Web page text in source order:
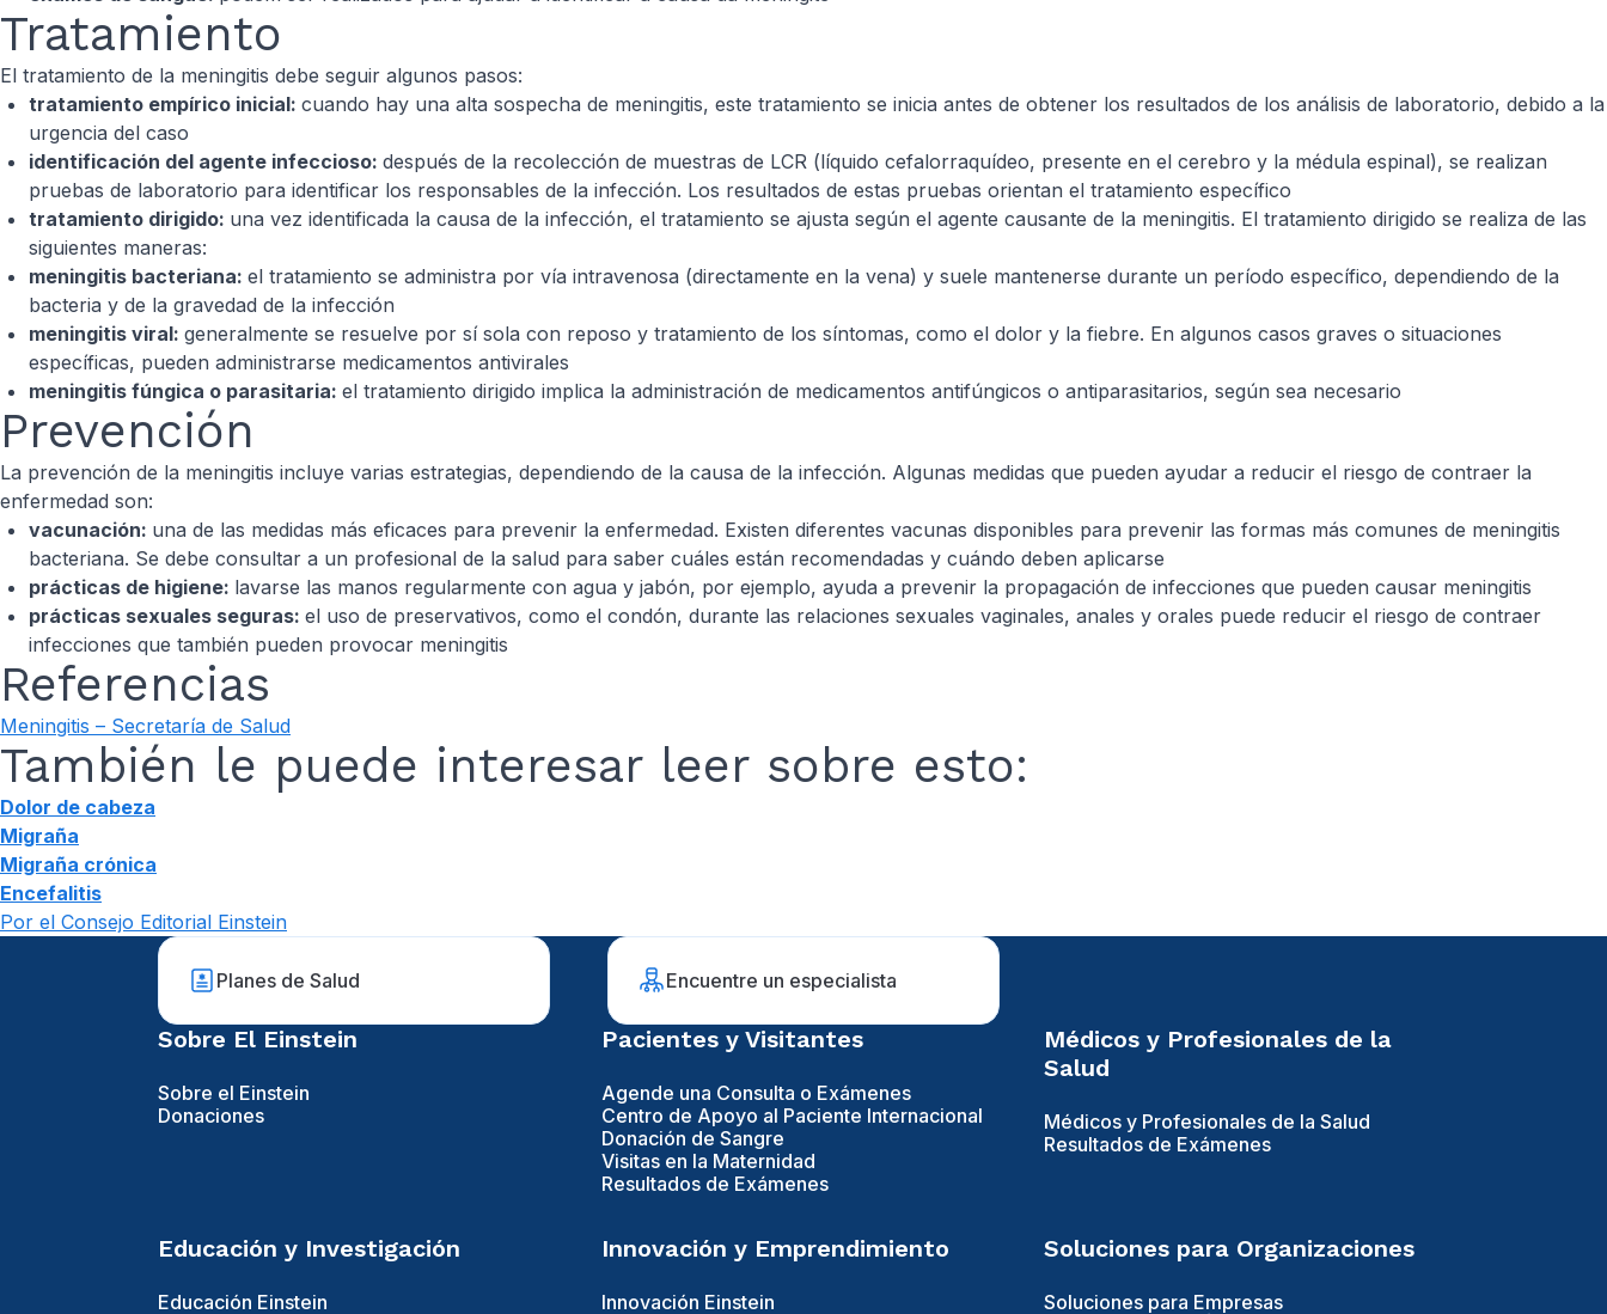
Tratamiento
El tratamiento de la meningitis debe seguir algunos pasos:
tratamiento empírico inicial: cuando hay una alta sospecha de meningitis, este tratamiento se inicia antes de obtener los resultados de los análisis de laboratorio, debido a la
urgencia del caso
identificación del agente infeccioso: después de la recolección de muestras de LCR (líquido cefalorraquídeo, presente en el cerebro y la médula espinal), se realizan
pruebas de laboratorio para identificar los responsables de la infección. Los resultados de estas pruebas orientan el tratamiento específico
tratamiento dirigido: una vez identificada la causa de la infección, el tratamiento se ajusta según el agente causante de la meningitis. El tratamiento dirigido se realiza de las
siguientes maneras:
meningitis bacteriana: el tratamiento se administra por vía intravenosa (directamente en la vena) y suele mantenerse durante un período específico, dependiendo de la
bacteria y de la gravedad de la infección
meningitis viral: generalmente se resuelve por sí sola con reposo y tratamiento de los síntomas, como el dolor y la fiebre. En algunos casos graves o situaciones
específicas, pueden administrarse medicamentos antivirales
meningitis fúngica o parasitaria: el tratamiento dirigido implica la administración de medicamentos antifúngicos o antiparasitarios, según sea necesario
Prevención
La prevención de la meningitis incluye varias estrategias, dependiendo de la causa de la infección. Algunas medidas que pueden ayudar a reducir el riesgo de contraer la
enfermedad son:
vacunación: una de las medidas más eficaces para prevenir la enfermedad. Existen diferentes vacunas disponibles para prevenir las formas más comunes de meningitis
bacteriana. Se debe consultar a un profesional de la salud para saber cuáles están recomendadas y cuándo deben aplicarse
prácticas de higiene: lavarse las manos regularmente con agua y jabón, por ejemplo, ayuda a prevenir la propagación de infecciones que pueden causar meningitis
prácticas sexuales seguras: el uso de preservativos, como el condón, durante las relaciones sexuales vaginales, anales y orales puede reducir el riesgo de contraer
infecciones que también pueden provocar meningitis
Referencias
Meningitis – Secretaría de Salud
También le puede interesar leer sobre esto:
Dolor de cabeza
Migraña
Migraña crónica
Encefalitis
Por el Consejo Editorial Einstein
Planes de Salud Encuentre un especialista
Sobre El Einstein
Sobre el Einstein
Donaciones
Pacientes y Visitantes
Agende una Consulta o Exámenes
Centro de Apoyo al Paciente Internacional
Donación de Sangre
Visitas en la Maternidad
Resultados de Exámenes
Médicos y Profesionales de la
Salud
Médicos y Profesionales de la Salud
Resultados de Exámenes
Educación y Investigación
Educación Einstein
Innovación y Emprendimiento
Innovación Einstein
Soluciones para Organizaciones
Soluciones para Empresas